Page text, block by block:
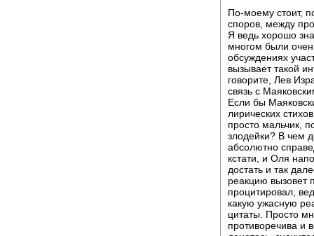
По-моему стоит,
споров, между
Я ведь хорошо
многом были
обсуждениях
вызывает такой
говорите, Лев
связь с
Если бы
лирических
просто мальчик,
злодейки? В чем
абсолютно
кстати, и Оля
достать и так
реакцию вызовет
процитировал,
какую ужасную
цитаты. Просто
противоречива и